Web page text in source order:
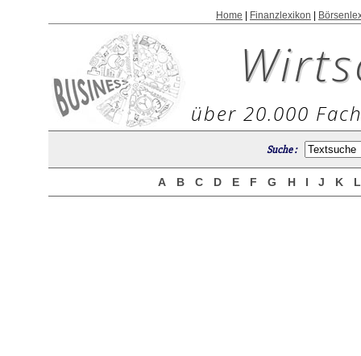
Home Finanzlexikon
über 20.000
Suche :
A B C D E F G H I J K